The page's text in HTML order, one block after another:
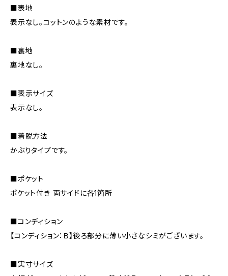
■表地
表示なし。コットンのような素材です。
■裏地
裏地なし。
■表示サイズ
表示なし。
■着脱方法
かぶりタイプです。
■ポケット
ポケット付き 両サイドに各1箇所
■コンディション
【コンディション：Ｂ】後ろ部分に薄い小さなシミがございます。
■実寸サイズ